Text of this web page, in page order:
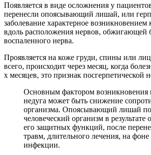
Появляется в виде осложнения у
перенесли опоясывающий лишай, или
заболевание характерное
вдоль расположения нервов, обжигающей
воспаленного нерва.
Проявляется на коже груди, спины или
всего, происходит через месяц, когда
х месяцев, это признак посгерпетической
Основным фактором возникновения
недуга может быть снижение
организма. Опоясывающий лишай
человеческий организм в результате
его защитных функций, после
травм, длительного лечения, на
инфекции.